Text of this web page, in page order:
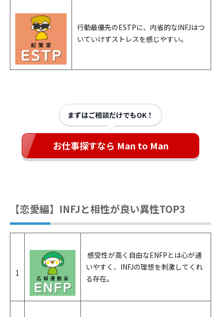
行動最優先のESTPに、内省的なINFJはつ
いていけずストレスを感じやすい。
まずはご相談だけでもOK！
お仕事探すなら Man to Man
【恋愛編】INFJと相性が良い異性TOP3
1
感受性が高く自由なENFPとは心が通
いやすく、INFJの理想を刺激してくれ
る存在。